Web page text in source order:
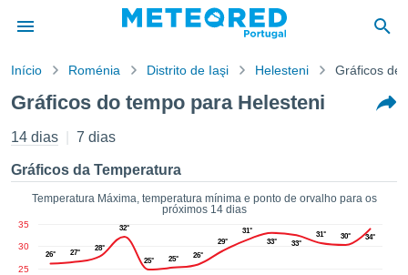
da
foi
por
para
que as
a este
das
Início Roménia Distrito de Iaşi Helesteni Gráficos de
Gráficos do tempo para Helesteni
14 dias 7 dias
Gráficos da Temperatura
Temperatura Máxima, temperatura mínima e ponto de orvalho para os
próximos 14 dias
25
30
35
26° 27°
28°
32°
25° 25° 26°
29°
31°
33°
33°
31° 30° 34°